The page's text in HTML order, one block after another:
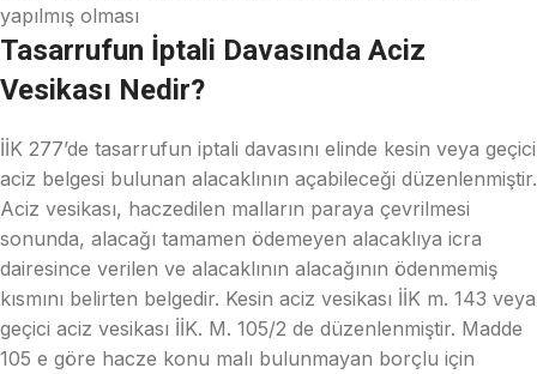
yapılmış olması
Tasarrufun İptali Davasında Aciz
Vesikası Nedir?
İİK 277’de tasarrufun iptali davasını elinde kesin veya geçici
aciz belgesi bulunan alacaklının açabileceği düzenlenmiştir.
Aciz vesikası, haczedilen malların paraya çevrilmesi
sonunda, alacağı tamamen ödemeyen alacaklıya icra
dairesince verilen ve alacaklının alacağının ödenmemiş
kısmını belirten belgedir. Kesin aciz vesikası İİK m. 143 veya
geçici aciz vesikası İİK. M. 105/2 de düzenlenmiştir. Madde
105 e göre hacze konu malı bulunmayan borçlu için